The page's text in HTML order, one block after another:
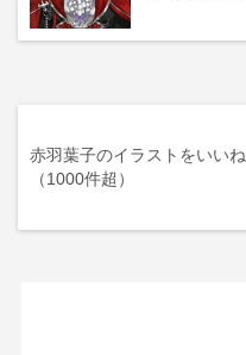
赤羽葉子のイラストをいい
（1000件超）